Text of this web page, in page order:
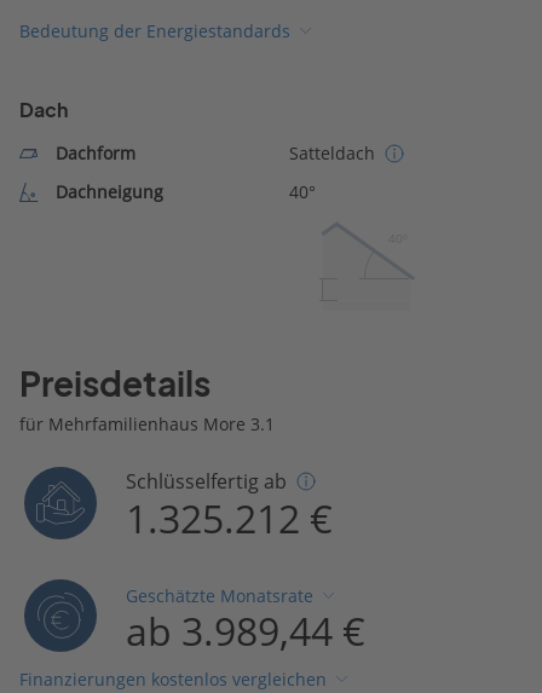
Bedeutung der Energiestandards
Dach
Dachform
Satteldach
Dachneigung
40°
Preisdetails
für Mehrfamilienhaus More 3.1
Schlüsselfertig ab
1.325.212 €
Geschätzte Monatsrate
ab 3.989,44 €
Finanzierungen kostenlos vergleichen